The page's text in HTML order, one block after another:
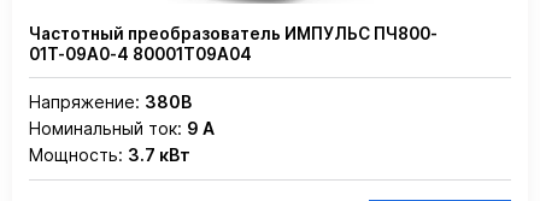
Частотный преобразователь ИМПУЛЬС ПЧ800-
01Т-09А0-4 80001Т09А04
Напряжение: 380В
Номинальный ток: 9 А
Мощность: 3.7 кВт